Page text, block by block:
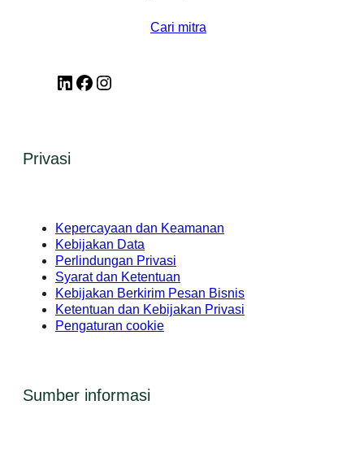
Cari mitra
LinkedInFacebook
Privasi
Kepercayaan dan Keamanan
Kebijakan Data
Perlindungan Privasi
Syarat dan Ketentuan
Kebijakan Berkirim Pesan Bisnis
Ketentuan dan Kebijakan Privasi
Pengaturan cookie
Sumber informasi